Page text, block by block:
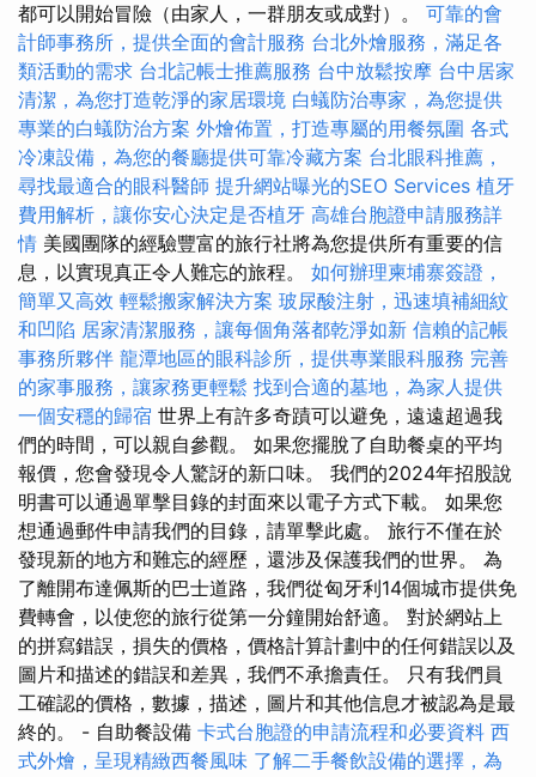
都可以開始冒險（由家人，一群朋友或成對）。 可靠的會
計師事務所，提供全面的會計服務 台北外燴服務，滿足各
類活動的需求 台北記帳士推薦服務 台中放鬆按摩 台中居家
清潔，為您打造乾淨的家居環境 白蟻防治專家，為您提供
專業的白蟻防治方案 外燴佈置，打造專屬的用餐氛圍 各式
冷凍設備，為您的餐廳提供可靠冷藏方案 台北眼科推薦，
尋找最適合的眼科醫師 提升網站曝光的SEO Services 植牙
費用解析，讓你安心決定是否植牙 高雄台胞證申請服務詳
情 美國團隊的經驗豐富的旅行社將為您提供所有重要的信
息，以實現真正令人難忘的旅程。 如何辦理柬埔寨簽證，
簡單又高效 輕鬆搬家解決方案 玻尿酸注射，迅速填補細紋
和凹陷 居家清潔服務，讓每個角落都乾淨如新 信賴的記帳
事務所夥伴 龍潭地區的眼科診所，提供專業眼科服務 完善
的家事服務，讓家務更輕鬆 找到合適的墓地，為家人提供
一個安穩的歸宿 世界上有許多奇蹟可以避免，遠遠超過我
們的時間，可以親自參觀。 如果您擺脫了自助餐桌的平均
報價，您會發現令人驚訝的新口味。 我們的2024年招股說
明書可以通過單擊目錄的封面來以電子方式下載。 如果您
想通過郵件申請我們的目錄，請單擊此處。 旅行不僅在於
發現新的地方和難忘的經歷，還涉及保護我們的世界。 為
了離開布達佩斯的巴士道路，我們從匈牙利14個城市提供免
費轉會，以使您的旅行從第一分鐘開始舒適。 對於網站上
的拼寫錯誤，損失的價格，價格計算計劃中的任何錯誤以及
圖片和描述的錯誤和差異，我們不承擔責任。 只有我們員
工確認的價格，數據，描述，圖片和其他信息才被認為是最
終的。 - 自助餐設備 卡式台胞證的申請流程和必要資料 西
式外燴，呈現精緻西餐風味 了解二手餐飲設備的選擇，為